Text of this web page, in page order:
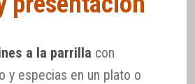
a la parrilla con
y especias en un plato o